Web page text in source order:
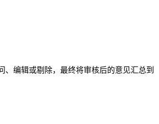
编辑或剔除，最终将审核后的意见汇总到